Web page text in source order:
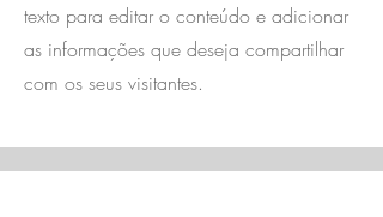
texto para editar o conteúdo e adicionar
as informações que deseja compartilhar
com os seus visitantes.